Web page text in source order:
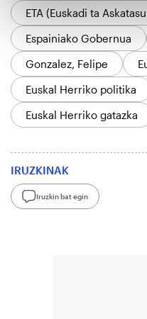
ETA (Euskadi ta
Espainiako Gobernua
Gonzalez, Felipe
Euskal Herriko politika
Euskal Herriko gatazka
IRUZKINAK
Iruzkin bat egin